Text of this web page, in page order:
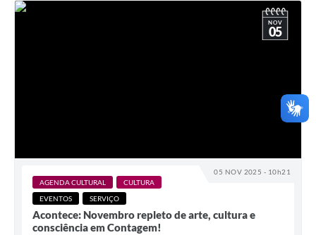
05 NOV 2025 - 10h21
NOV
05
AGENDA CULTURAL
CULTURA
EVENTOS
SERVIÇO
Acontece: Novembro repleto de arte, cultura e
consciência em Contagem!